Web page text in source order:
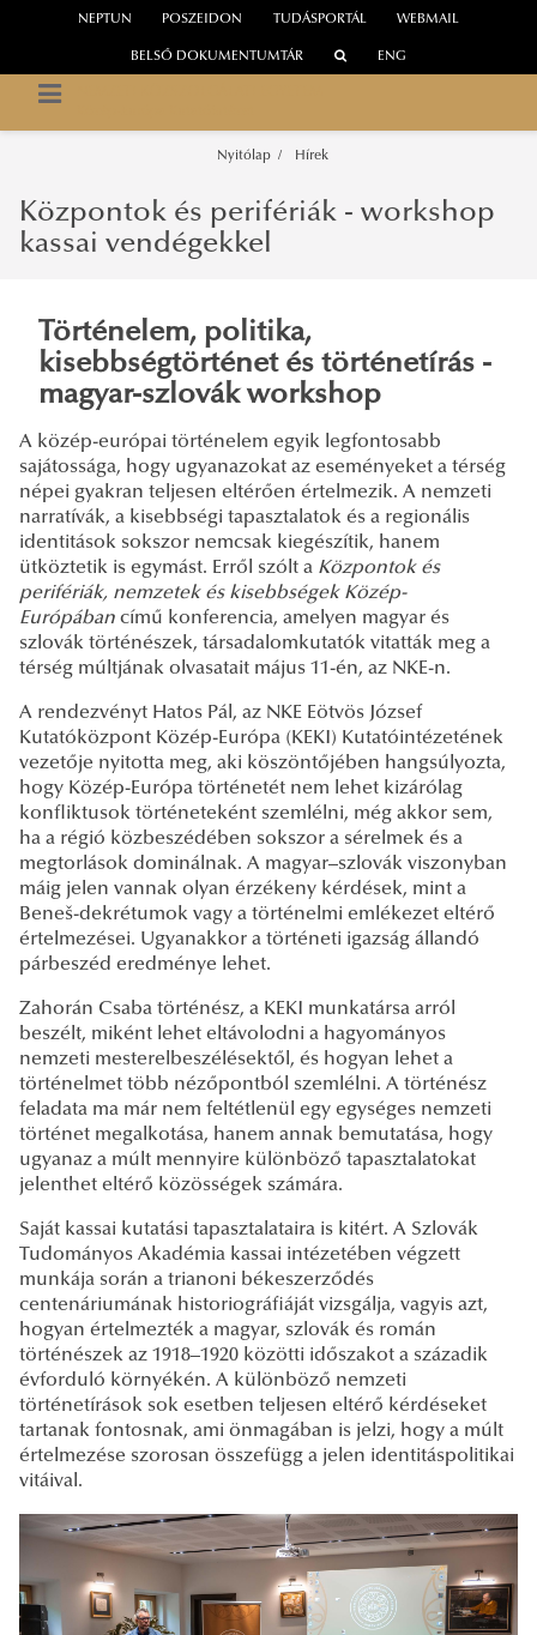
WEBMAIL
NEPTUN POSZEIDON TUDÁSPORTÁL
BELSŐ DOKUMENTUMTÁR ENG
Nyitólap Hírek
Központok és perifériák - workshop
kassai vendégekkel
Történelem, politika,
kisebbségtörténet és történetírás -
magyar-szlovák workshop
A közép-európai történelem egyik legfontosabb
sajátossága, hogy ugyanazokat az eseményeket a térség
népei gyakran teljesen eltérően értelmezik. A nemzeti
narratívák, a kisebbségi tapasztalatok és a regionális
identitások sokszor nemcsak kiegészítik, hanem
ütköztetik is egymást. Erről szólt a Központok és
perifériák, nemzetek és kisebbségek Közép-
Európában című konferencia, amelyen magyar és
szlovák történészek, társadalomkutatók vitatták meg a
térség múltjának olvasatait május 11-én, az NKE-n.
A rendezvényt Hatos Pál, az NKE Eötvös József
Kutatóközpont Közép-Európa (KEKI) Kutatóintézetének
vezetője nyitotta meg, aki köszöntőjében hangsúlyozta,
hogy Közép-Európa történetét nem lehet kizárólag
konfliktusok történeteként szemlélni, még akkor sem,
ha a régió közbeszédében sokszor a sérelmek és a
megtorlások dominálnak. A magyar–szlovák viszonyban
máig jelen vannak olyan érzékeny kérdések, mint a
Beneš-dekrétumok vagy a történelmi emlékezet eltérő
értelmezései. Ugyanakkor a történeti igazság állandó
párbeszéd eredménye lehet.
Zahorán Csaba történész, a KEKI munkatársa arról
beszélt, miként lehet eltávolodni a hagyományos
nemzeti mesterelbeszélésektől, és hogyan lehet a
történelmet több nézőpontból szemlélni. A történész
feladata ma már nem feltétlenül egy egységes nemzeti
történet megalkotása, hanem annak bemutatása, hogy
ugyanaz a múlt mennyire különböző tapasztalatokat
jelenthet eltérő közösségek számára.
Saját kassai kutatási tapasztalataira is kitért. A Szlovák
Tudományos Akadémia kassai intézetében végzett
munkája során a trianoni békeszerződés
centenáriumának historiográfiáját vizsgálja, vagyis azt,
hogyan értelmezték a magyar, szlovák és román
történészek az 1918–1920 közötti időszakot a századik
évforduló környékén. A különböző nemzeti
történetírások sok esetben teljesen eltérő kérdéseket
tartanak fontosnak, ami önmagában is jelzi, hogy a múlt
értelmezése szorosan összefügg a jelen identitáspolitikai
vitáival.